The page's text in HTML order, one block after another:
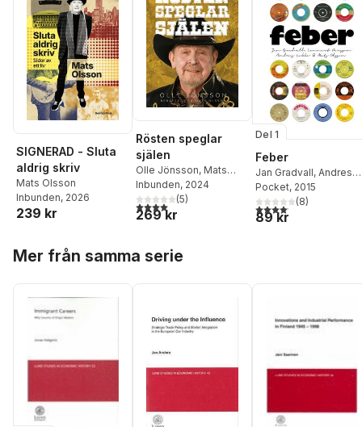
SIGNERAD - Sluta
aldrig skriv
Mats Olsson
Inbunden, 2026
239 kr
Rösten speglar
själen
Olle Jönsson, Mats
Olsson
Inbunden, 2024
4,0utav 5 stjärnor. Totalt antal röster:
(5)
269 kr
Del 1
Feber
Jan Gradvall, Andres
Lokko,Mats Olsson
Lennart Persson
Pocket, 2015
4,1utav 5 stjärnor.
(8)
89 kr
Mer från samma serie